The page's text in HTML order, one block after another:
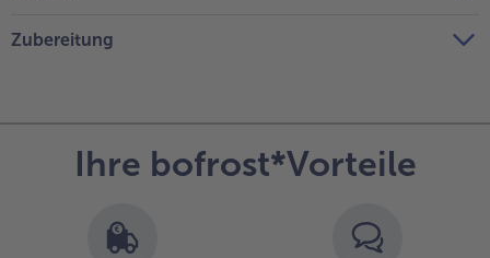
Zubereitung
Ihre bofrost*Vorteile